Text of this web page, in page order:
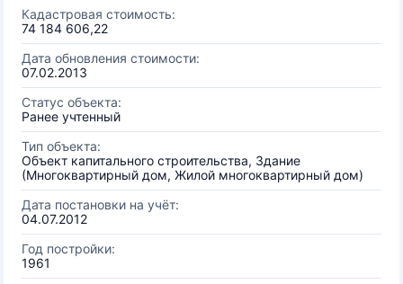
Кадастровая стоимость:
74 184 606,22
Дата обновления стоимости:
07.02.2013
Статус объекта:
Ранее учтенный
Тип объекта:
Объект капитального строительства, Здание
(Многоквартирный дом, Жилой многоквартирный дом)
Дата постановки на учёт:
04.07.2012
Год постройки:
1961